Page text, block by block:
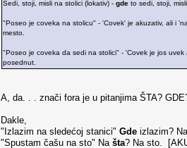
Sedi, stoji, misli na stolici (lokativ) - gde to sedi, stoji,
"Poseo je coveka na stolicu" - 'Covek' je akuzativ, ali i
mesto.
"Poseo je coveka da sedi na stolici" - 'Covek je jos
posednut.
A, da. . . znači fora je u pitanjima ŠTA?
Dakle,
"Izlazim na sledećoj stanici" Gde izlazim?
"Spustam čašu na sto" Na šta? Na sto.